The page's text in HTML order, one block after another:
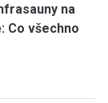
na
Co všechno